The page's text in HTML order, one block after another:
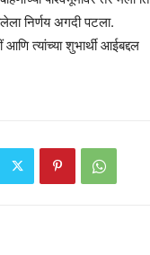
निर्णय अगदी पटला.
आणि त्यांच्या शुभार्थी आईबद्दल